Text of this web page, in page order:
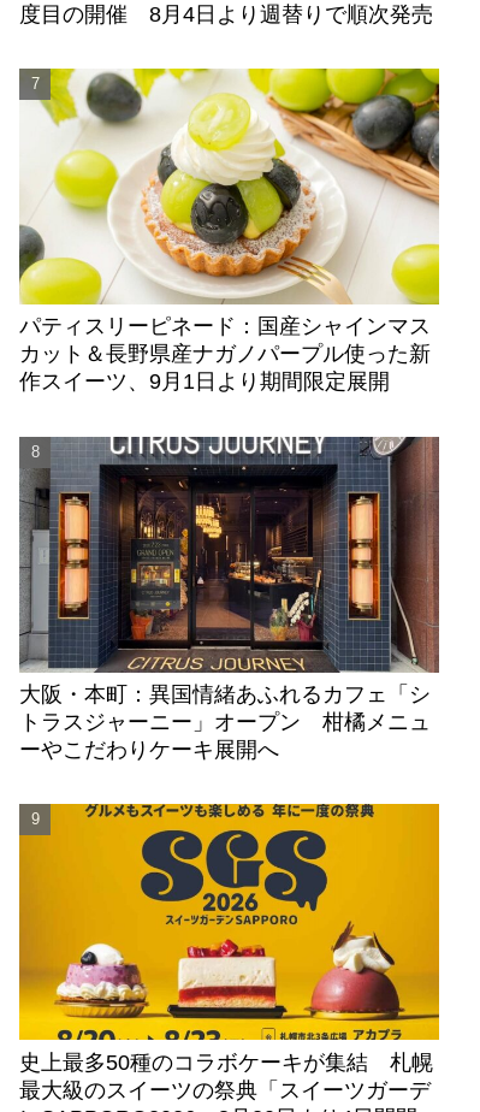
度目の開催 8月4日より週替りで順次発売
パティスリーピネード：国産シャインマス
カット＆長野県産ナガノパープル使った新
作スイーツ、9月1日より期間限定展開
大阪・本町：異国情緒あふれるカフェ「シ
トラスジャーニー」オープン 柑橘メニュ
ーやこだわりケーキ展開へ
史上最多50種のコラボケーキが集結 札幌
最大級のスイーツの祭典「スイーツガーデ